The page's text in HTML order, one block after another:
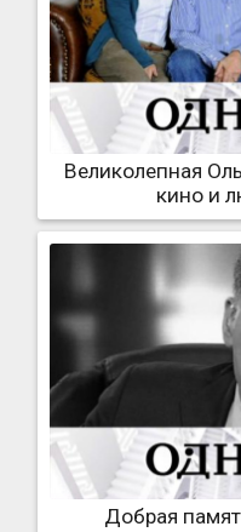
Великолепная
кино и
Добрая